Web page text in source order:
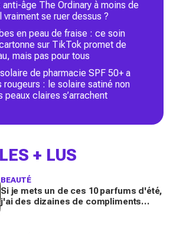
âge The Ordinary à moins de
vraiment se ruer dessus ?
en peau de fraise : ce soin
sur TikTok promet de
mais pas pour tous
de pharmacie SPF 50+ a
rougeurs : le solaire satiné non
peaux claires s’arrachent
+ LUS
BEAUTÉ
Si je mets un de ces 10 parfums d'été,
j'ai des dizaines de compliments